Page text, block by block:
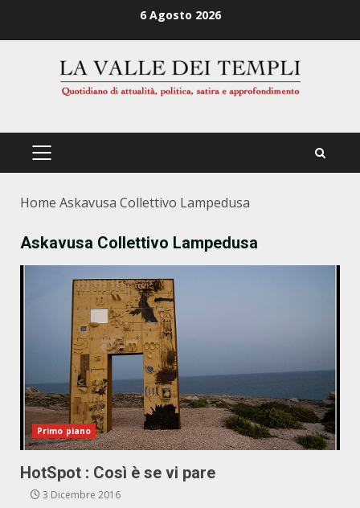
6 Agosto 2026
PRIMÄRES
Home Askavusa Collettivo Lampedusa
Askavusa Collettivo Lampedusa
Primo piano
HotSpot : Così è se vi pare
3 Dicembre 2016